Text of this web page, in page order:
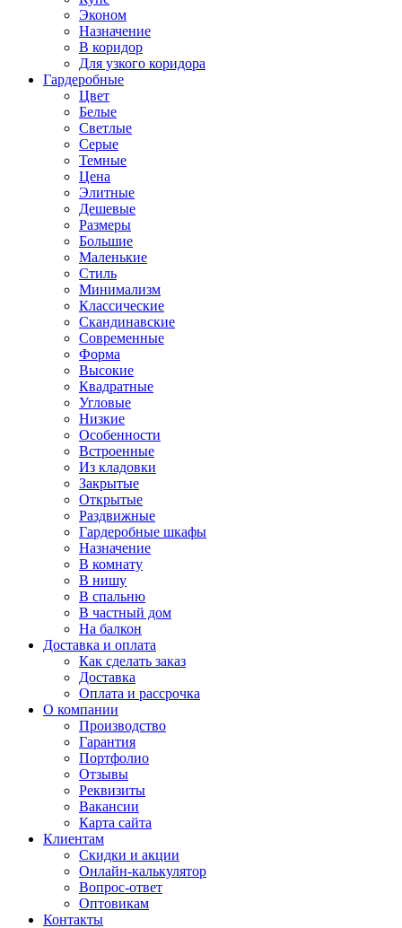
Эконом
Назначение
В коридор
Для узкого коридора
Гардеробные
Цвет
Белые
Светлые
Серые
Темные
Цена
Элитные
Дешевые
Размеры
Большие
Маленькие
Стиль
Минимализм
Классические
Скандинавские
Современные
Форма
Высокие
Квадратные
Угловые
Низкие
Особенности
Встроенные
Из кладовки
Закрытые
Открытые
Раздвижные
Гардеробные шкафы
Назначение
В комнату
В нишу
В спальню
В частный дом
На балкон
Доставка и оплата
Как сделать заказ
Доставка
Оплата и рассрочка
О компании
Производство
Гарантия
Портфолио
Отзывы
Реквизиты
Вакансии
Карта сайта
Клиентам
Скидки и акции
Онлайн-калькулятор
Вопрос-ответ
Оптовикам
Контакты